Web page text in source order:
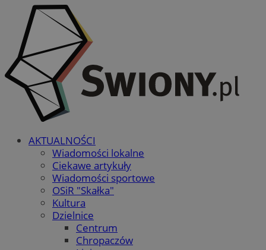
AKTUALNOŚCI
Wiadomości lokalne
Ciekawe artykuły
Wiadomości sportowe
OSiR "Skałka"
Kultura
Dzielnice
Centrum
Chropaczów